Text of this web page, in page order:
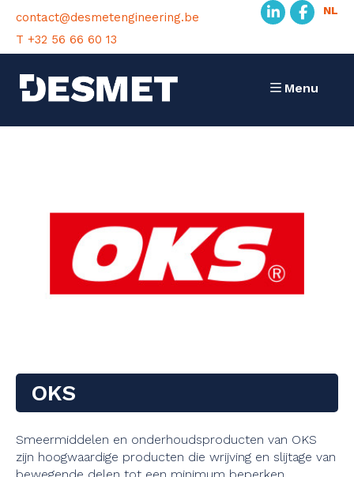
contact@desmetengineering.be
T +32 56 66 60 13
NL
Menu
OKS
Smeermiddelen en onderhoudsproducten van OKS
zijn hoogwaardige producten die wrijving en slijtage van